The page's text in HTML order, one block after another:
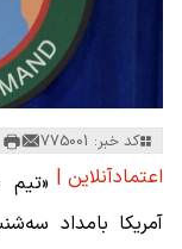
کد خبر: 775001
اعتمادآنلاین | «تیم
آمریکا بامداد